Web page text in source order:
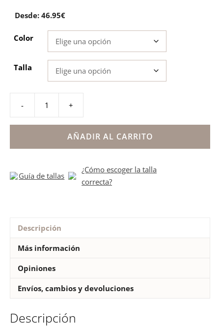
Desde: 46.95€
Color
Talla
-
deporte
niños
colegio
laterales
Titanitos
+
AÑADIR AL CARRITO
Guía de tallas
¿Cómo escoger la talla
correcta?
Descripción
Más información
Opiniones
Envíos, cambios y devoluciones
Descripción